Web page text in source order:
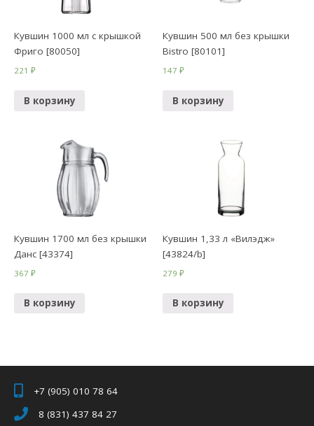
Кувшин 1000 мл с крышкой
Фриго [80050]
221₽
В корзину
Кувшин 500 мл без крышки
Bistro [80101]
147₽
В корзину
Кувшин 1700 мл без крышки
Данс [43374]
367₽
В корзину
Кувшин 1,33 л «Вилэдж»
[43824/b]
279₽
В корзину
+7 (905) 010 78 64
8 (831) 437 84 27